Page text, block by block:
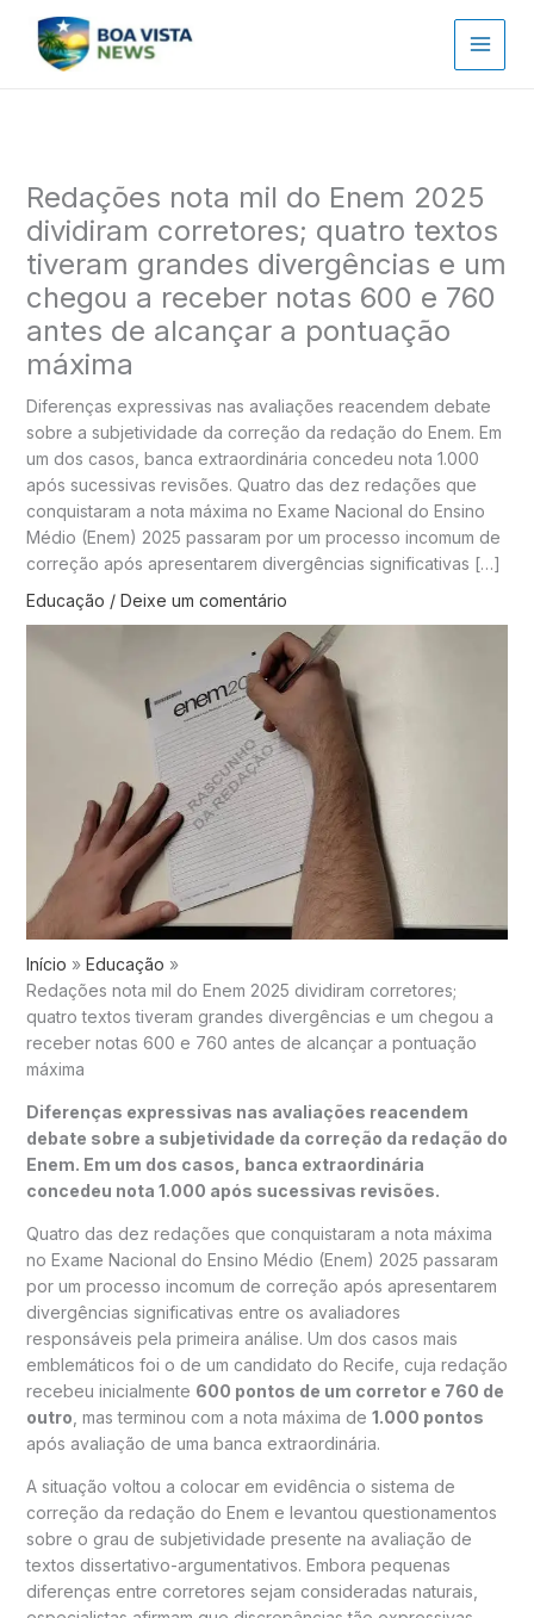
Redações nota mil do Enem 2025
dividiram corretores; quatro textos
tiveram grandes divergências e um
chegou a receber notas 600 e 760
antes de alcançar a pontuação
máxima
Diferenças expressivas nas avaliações reacendem debate
sobre a subjetividade da correção da redação do Enem. Em
um dos casos, banca extraordinária concedeu nota 1.000
após sucessivas revisões. Quatro das dez redações que
conquistaram a nota máxima no Exame Nacional do Ensino
Médio (Enem) 2025 passaram por um processo incomum de
correção após apresentarem divergências significativas […]
Educação / Deixe um comentário
Início
Educação
Redações nota mil do Enem 2025 dividiram corretores;
quatro textos tiveram grandes divergências e um chegou a
receber notas 600 e 760 antes de alcançar a pontuação
máxima
Diferenças expressivas nas avaliações reacendem
debate sobre a subjetividade da correção da redação do
Enem. Em um dos casos, banca extraordinária
concedeu nota 1.000 após sucessivas revisões.
Quatro das dez redações que conquistaram a nota máxima
no Exame Nacional do Ensino Médio (Enem) 2025 passaram
por um processo incomum de correção após apresentarem
divergências significativas entre os avaliadores
responsáveis pela primeira análise. Um dos casos mais
emblemáticos foi o de um candidato do Recife, cuja redação
recebeu inicialmente 600 pontos de um corretor e 760 de
outro , mas terminou com a nota máxima de 1.000 pontos
após avaliação de uma banca extraordinária.
A situação voltou a colocar em evidência o sistema de
correção da redação do Enem e levantou questionamentos
sobre o grau de subjetividade presente na avaliação de
textos dissertativo-argumentativos. Embora pequenas
diferenças entre corretores sejam consideradas naturais,